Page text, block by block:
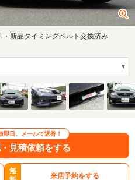
新品タイミングベルト交換済み
即日、メールで返答！
見積依頼をする
無
来店予約をする